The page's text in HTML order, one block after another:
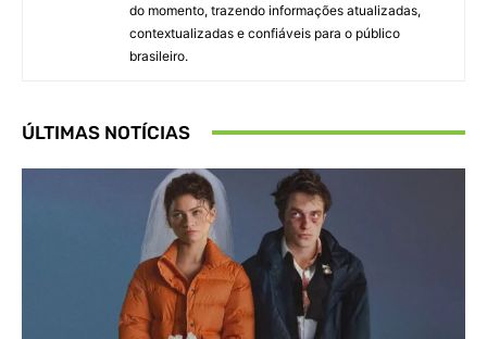
do momento, trazendo informações atualizadas,
contextualizadas e confiáveis para o público
brasileiro.
ÚLTIMAS NOTÍCIAS